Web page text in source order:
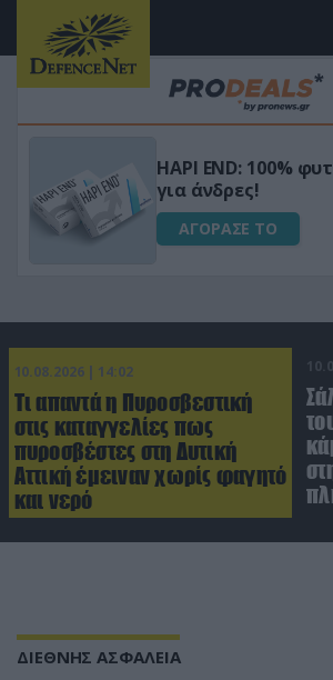
Μεταμόρφωσε τον
Ultra Box Μίνι
μπαταρία λιθίου
ΑΓΟΡΑΣΕ ΤΟ
10.08.2026 | 14:02
Τι απαντά η Πυροσβεστική
στις καταγγελίες πως
πυροσβέστες στη Δυτική
Αττική έμειναν χωρίς φαγητό
και νερό
ΔΙΕΘΝΗΣ ΑΣΦΑΛΕΙΑ